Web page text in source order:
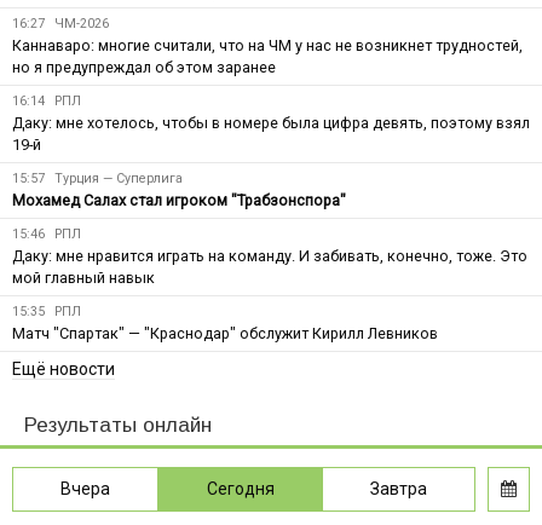
16:27 ЧМ-2026
Каннаваро: многие считали, что на ЧМ у нас не возникнет трудностей,
но я предупреждал об этом заранее
16:14 РПЛ
Даку: мне хотелось, чтобы в номере была цифра девять, поэтому взял
19-й
15:57 Турция — Суперлига
Мохамед Салах стал игроком "Трабзонспора"
15:46 РПЛ
Даку: мне нравится играть на команду. И забивать, конечно, тоже. Это
мой главный навык
15:35 РПЛ
Матч "Спартак" — "Краснодар" обслужит Кирилл Левников
Ещё новости
Результаты онлайн
Вчера Сегодня Завтра